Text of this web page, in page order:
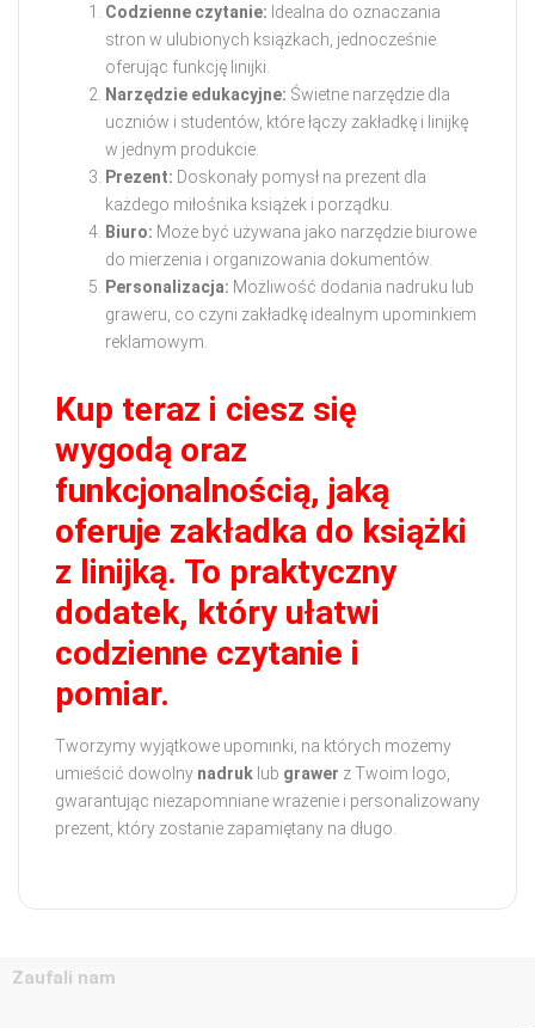
Codzienne czytanie: Idealna do oznaczania
stron w ulubionych książkach, jednocześnie
oferując funkcję linijki.
Narzędzie edukacyjne: Świetne narzędzie dla
uczniów i studentów, które łączy zakładkę i linijkę
w jednym produkcie.
Prezent: Doskonały pomysł na prezent dla
każdego miłośnika książek i porządku.
Biuro: Może być używana jako narzędzie biurowe
do mierzenia i organizowania dokumentów.
Personalizacja: Możliwość dodania nadruku lub
graweru, co czyni zakładkę idealnym upominkiem
reklamowym.
Kup teraz i ciesz się
wygodą oraz
funkcjonalnością, jaką
oferuje zakładka do książki
z linijką. To praktyczny
dodatek, który ułatwi
codzienne czytanie i
pomiar.
Tworzymy wyjątkowe upominki, na których możemy
umieścić dowolny nadruk lub grawer z Twoim logo,
gwarantując niezapomniane wrażenie i personalizowany
prezent, który zostanie zapamiętany na długo.
Zaufali nam